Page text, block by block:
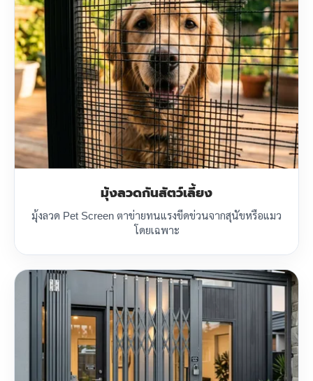
มุ้งลวดกันสัตว์เลี้ยง
มุ้งลวด Pet Screen ตาข่ายทนแรงขีดข่วนจากสุนัขหรือแมว
โดยเฉพาะ